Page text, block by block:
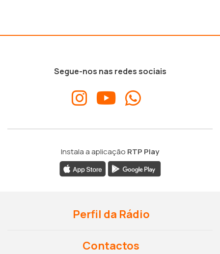
Segue-nos nas redes sociais
Instala a aplicação RTP Play
Perfil da Rádio
Contactos